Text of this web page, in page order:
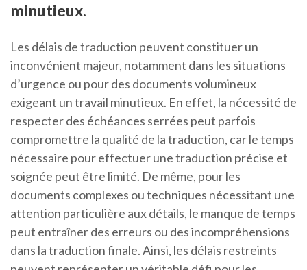
minutieux.
Les délais de traduction peuvent constituer un
inconvénient majeur, notamment dans les situations
d’urgence ou pour des documents volumineux
exigeant un travail minutieux. En effet, la nécessité de
respecter des échéances serrées peut parfois
compromettre la qualité de la traduction, car le temps
nécessaire pour effectuer une traduction précise et
soignée peut être limité. De même, pour les
documents complexes ou techniques nécessitant une
attention particulière aux détails, le manque de temps
peut entraîner des erreurs ou des incompréhensions
dans la traduction finale. Ainsi, les délais restreints